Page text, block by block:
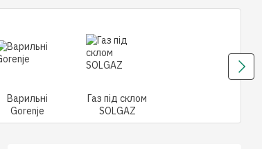
Варильні
Gorenje
Газ під склом
SOLGAZ